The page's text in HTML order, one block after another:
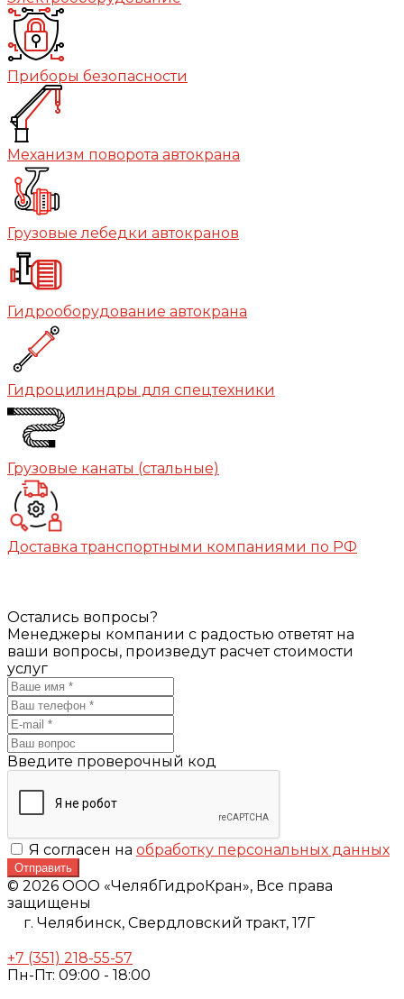
Приборы безопасности
Механизм поворота автокрана
Грузовые лебедки автокранов
Гидрооборудование автокрана
Гидроцилиндры для спецтехники
Грузовые канаты (стальные)
Доставка транспортными компаниями по РФ
Остались вопросы?
Менеджеры компании с радостью ответят на
ваши вопросы, произведут расчет стоимости
услуг
Введите проверочный код
Я согласен на обработку персональных данных
Отправить
© 2026 ООО «ЧелябГидроКран», Все права
защищены
г. Челябинск, Свердловский тракт, 17Г
+7 (351) 218-55-57
Пн-Пт: 09:00 - 18:00